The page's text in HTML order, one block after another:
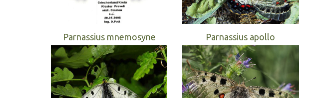
Parnassius mnemosyne Parnassius apollo